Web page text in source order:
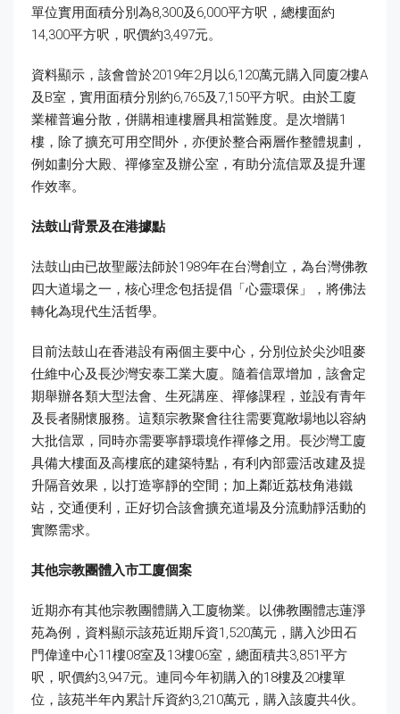
單位實用面積分別為8,300及6,000平方呎，總樓面約
14,300平方呎，呎價約3,497元。
資料顯示，該會曾於2019年2月以6,120萬元購入同廈2樓A
及B室，實用面積分別約6,765及7,150平方呎。由於工廈
業權普遍分散，併購相連樓層具相當難度。是次增購1
樓，除了擴充可用空間外，亦便於整合兩層作整體規劃，
例如劃分大殿、禪修室及辦公室，有助分流信眾及提升運
作效率。
法鼓山背景及在港據點
法鼓山由已故聖嚴法師於1989年在台灣創立，為台灣佛教
四大道場之一，核心理念包括提倡「心靈環保」，將佛法
轉化為現代生活哲學。
目前法鼓山在香港設有兩個主要中心，分別位於尖沙咀麥
仕維中心及長沙灣安泰工業大廈。隨着信眾增加，該會定
期舉辦各類大型法會、生死講座、禪修課程，並設有青年
及長者關懷服務。這類宗教聚會往往需要寬敞場地以容納
大批信眾，同時亦需要寧靜環境作禪修之用。長沙灣工廈
具備大樓面及高樓底的建築特點，有利內部靈活改建及提
升隔音效果，以打造寧靜的空間；加上鄰近荔枝角港鐵
站，交通便利，正好切合該會擴充道場及分流動靜活動的
實際需求。
其他宗教團體入市工廈個案
近期亦有其他宗教團體購入工廈物業。以佛教團體志蓮淨
苑為例，資料顯示該苑近期斥資1,520萬元，購入沙田石
門偉達中心11樓08室及13樓06室，總面積共3,851平方
呎，呎價約3,947元。連同今年初購入的18樓及20樓單
位，該苑半年內累計斥資約3,210萬元，購入該廈共4伙。